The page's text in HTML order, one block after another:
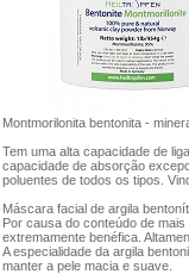
Montmorilonita bentonita -
Tem uma alta capacidade de
capacidade de absorção
poluentes de todos os tipos.
Máscara facial de argila
Por causa do conteúdo de
extremamente benéfica.
A especialidade da argila
manter a pele macia e suave.